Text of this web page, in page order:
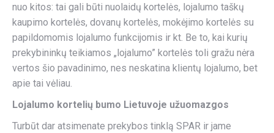
nuo kitos: tai gali būti nuolaidų kortelės, lojalumo taškų
kaupimo kortelės, dovanų kortelės, mokėjimo kortelės su
papildomomis lojalumo funkcijomis ir kt. Be to, kai kurių
prekybininkų teikiamos „lojalumo” kortelės toli gražu nėra
vertos šio pavadinimo, nes neskatina klientų lojalumo, bet
apie tai vėliau.
Lojalumo kortelių bumo Lietuvoje užuomazgos
Turbūt dar atsimenate prekybos tinklą SPAR ir jame